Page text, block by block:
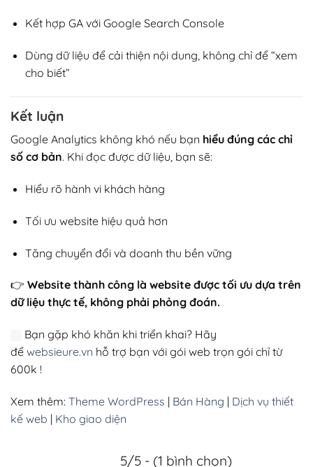
Kết hợp GA với Google Search Console
Dùng dữ liệu để cải thiện nội dung, không chỉ để “xem
cho biết”
Kết luận
Google Analytics không khó nếu bạn hiểu đúng các chỉ
số cơ bản. Khi đọc được dữ liệu, bạn sẽ:
Hiểu rõ hành vi khách hàng
Tối ưu website hiệu quả hơn
Tăng chuyển đổi và doanh thu bền vững
👉 Website thành công là website được tối ưu dựa trên
dữ liệu thực tế, không phải phỏng đoán.
Bạn gặp khó khăn khi triển khai? Hãy
để websieure.vn hỗ trợ bạn với gói web trọn gói chỉ từ
600k !
Xem thêm: Theme WordPress | Bán Hàng | Dịch vụ thiết
kế web | Kho giao diện
5/5 - (1 bình chọn)